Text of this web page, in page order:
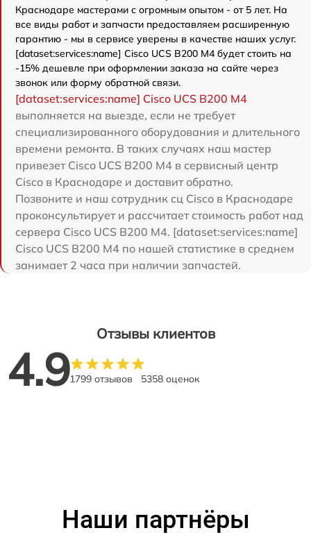
Краснодаре мастерами с огромным опытом - от 5 лет. На
все виды работ и запчасти предоставляем расширенную
гарантию - мы в сервисе уверены в качестве наших услуг.
[dataset:services:name] Cisco UCS B200 M4 будет стоить на
-15% дешевле при оформлении заказа на сайте через
звонок или форму обратной связи.
[dataset:services:name] Cisco UCS B200 M4
выполняется на выезде, если не требует
специализированного оборудования и длительного
времени ремонта. В таких случаях наш мастер
привезет Cisco UCS B200 M4 в сервисный центр
Cisco в Краснодаре и доставит обратно.
Позвоните и наш сотрудник сц Cisco в Краснодаре
проконсультирует и рассчитает стоимость работ над
сервера Cisco UCS B200 M4. [dataset:services:name]
Cisco UCS B200 M4 по нашей статистике в среднем
занимает 2 часа при наличии запчастей.
Отзывы клиентов
4.91799 отзывов 5358 оценок
Наши партнёры